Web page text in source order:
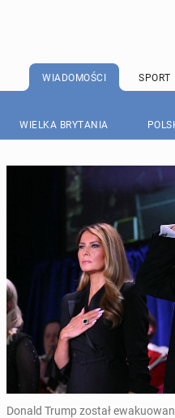
WIADOMOŚCI SPORT
WIELKA BRYTANIA
Donald Trump został